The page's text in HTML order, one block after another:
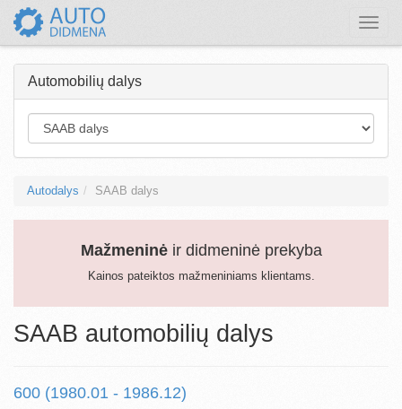
Toggle
Automobilių dalys
Autodalys SAAB dalys
Mažmeninėir didmeninė prekyba
Kainos pateiktos mažmeniniams klientams.
SAAB automobilių dalys
600 (1980.01 - 1986.12)